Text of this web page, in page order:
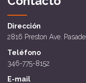
Dirección
2816 Preston Ave.
Teléfono
346-775-8152
E-mail